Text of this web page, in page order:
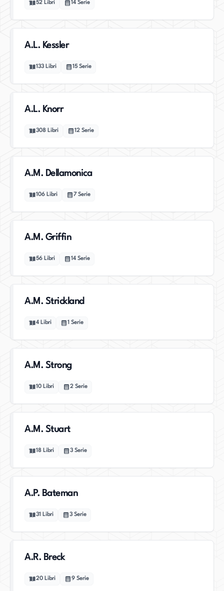
52 Libri 14 Serie
A.L. Kessler
133 Libri 15 Serie
A.L. Knorr
308 Libri 12 Serie
A.M. Dellamonica
106 Libri 7 Serie
A.M. Griffin
56 Libri 14 Serie
A.M. Strickland
4 Libri 1 Serie
A.M. Strong
10 Libri 2 Serie
A.M. Stuart
18 Libri 3 Serie
A.P. Bateman
31 Libri 3 Serie
A.R. Breck
20 Libri 9 Serie